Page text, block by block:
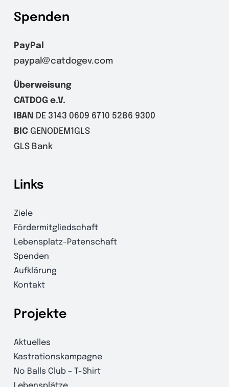
Spenden
PayPal
paypal@catdogev.com
Überweisung
CATDOG e.V.
IBAN
DE 3143 0609 6710 5286 9300
BICGENODEM1GLS
GLS Bank
Links
Ziele
Fördermitgliedschaft
Lebensplatz-Patenschaft
Spenden
Aufklärung
Kontakt
Projekte
Aktuelles
Kastrationskampagne
No Balls Club – T-Shirt